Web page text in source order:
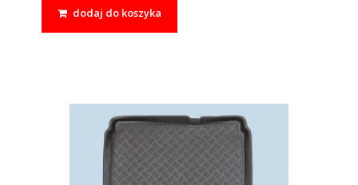
dodaj do koszyka